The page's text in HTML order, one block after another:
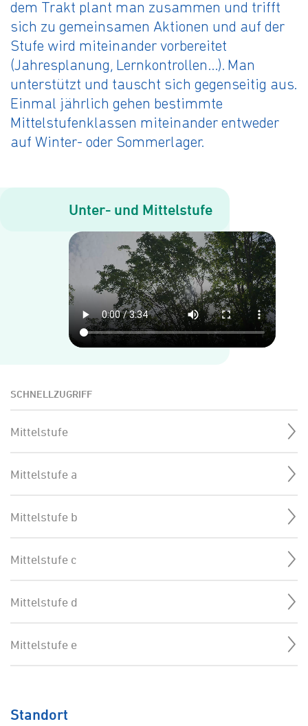
dem Trakt plant man zusammen und trifft
sich zu gemeinsamen Aktionen und auf der
Stufe wird miteinander vorbereitet
(Jahresplanung, Lernkontrollen…). Man
unterstützt und tauscht sich gegenseitig aus.
Einmal jährlich gehen bestimmte
Mittelstufenklassen miteinander entweder
auf Winter- oder Sommerlager.
Unter- und Mit­tel­stu­fe
SCHNELLZUGRIFF
Mittelstufe
Mittelstufe a
Mittelstufe b
Mittelstufe c
Mittelstufe d
Mittelstufe e
Standort